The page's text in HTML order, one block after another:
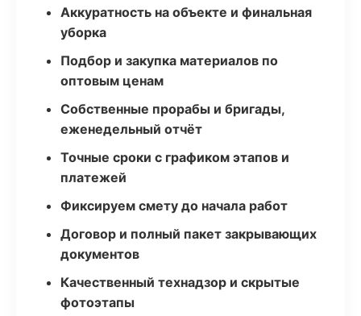
Аккуратность на объекте и финальная
уборка
Подбор и закупка материалов по
оптовым ценам
Собственные прорабы и бригады,
еженедельный отчёт
Точные сроки с графиком этапов и
платежей
Фиксируем смету до начала работ
Договор и полный пакет закрывающих
документов
Качественный технадзор и скрытые
фотоэтапы